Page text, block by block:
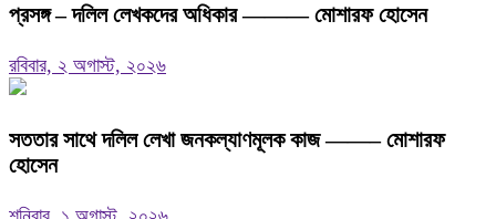
প্রসঙ্গ – দলিল লেখকদের অধিকার ——— মোশারফ হোসেন
রবিবার, ২ অগাস্ট, ২০২৬
সততার সাথে দলিল লেখা জনকল্যাণমূলক কাজ ——– মোশারফ
হোসেন